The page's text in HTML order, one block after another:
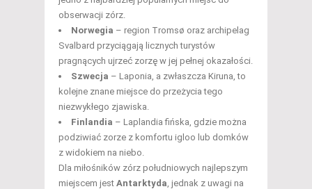
obserwacji zórz.
Norwegia – region Tromsø oraz archipelag
Svalbard przyciągają licznych turystów
pragnących ujrzeć zorzę w jej pełnej okazałości.
Szwecja – Laponia, a zwłaszcza Kiruna, to
kolejne znane miejsce do przeżycia tego
niezwykłego zjawiska.
Finlandia – Laplandia fińska, gdzie można
podziwiać zorze z komfortu igloo lub domków
z widokiem na niebo.
Dla miłośników zórz południowych najlepszym
miejscem jest Antarktyda , jednak z uwagi na